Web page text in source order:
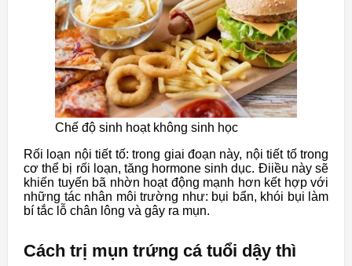
Chế độ sinh hoạt không sinh học
Rối loạn nội tiết tố: trong giai đoạn này, nội tiết tố trong
cơ thể bị rối loạn, tăng hormone sinh dục. Điiều này sẽ
khiến tuyến bã nhờn hoạt động mạnh hơn kết hợp với
những tác nhân môi trường như: bụi bẩn, khói bụi làm
bí tắc lỗ chân lông và gây ra mụn.
Cách trị mụn trứng cá tuổi dậy thì